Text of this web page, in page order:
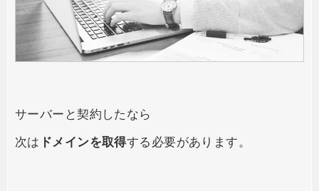
サーバーと契約したなら
次は ドメインを取得する必要があります。